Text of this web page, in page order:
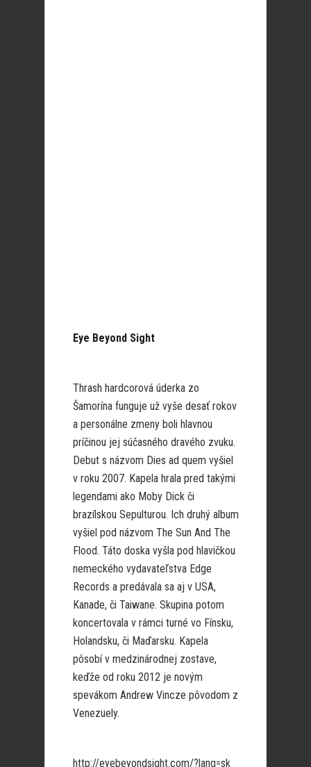
Eye Beyond Sight
Thrash hardcorová úderka zo
Šamorína funguje už vyše desať rokov
a personálne zmeny boli hlavnou
príčinou jej súčasného dravého zvuku.
Debut s názvom Dies ad quem vyšiel
v roku 2007. Kapela hrala pred takými
legendami ako Moby Dick či
brazílskou Sepulturou. Ich druhý album
vyšiel pod názvom The Sun And The
Flood. Táto doska vyšla pod hlavičkou
nemeckého vydavateľstva Edge
Records a predávala sa aj v USA,
Kanade, či Taiwane. Skupina potom
koncertovala v rámci turné vo Fínsku,
Holandsku, či Maďarsku. Kapela
pôsobí v medzinárodnej zostave,
keďže od roku 2012 je novým
spevákom Andrew Vincze pôvodom z
Venezuely.
http://eyebeyondsight.com/?lang=sk